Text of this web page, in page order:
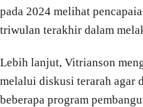
pada 2024 melihat
triwulan terakhir dalam
Lebih lanjut, Vitrianson
melalui diskusi terarah agar
beberapa program